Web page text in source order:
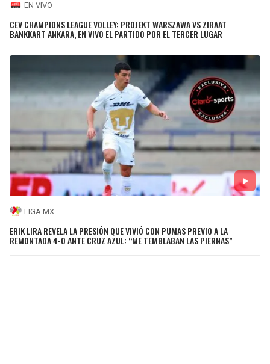
EN VIVO
CEV CHAMPIONS LEAGUE VOLLEY: PROJEKT WARSZAWA VS ZIRAAT
BANKKART ANKARA, EN VIVO EL PARTIDO POR EL TERCER LUGAR
LIGA MX
ERIK LIRA REVELA LA PRESIÓN QUE VIVIÓ CON PUMAS PREVIO A LA
REMONTADA 4-0 ANTE CRUZ AZUL: “ME TEMBLABAN LAS PIERNAS”